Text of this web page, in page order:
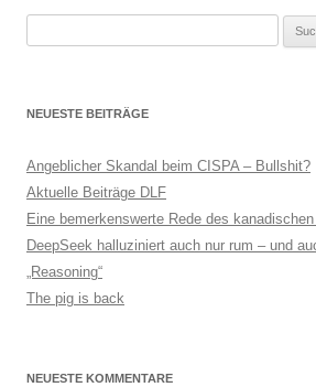
NEUESTE BEITRÄGE
Angeblicher Skandal beim CISPA – Bullshit?
Aktuelle Beiträge DLF
Eine bemerkenswerte Rede des
DeepSeek halluziniert auch nur rum – und
„Reasoning“
The pig is back
NEUESTE KOMMENTARE